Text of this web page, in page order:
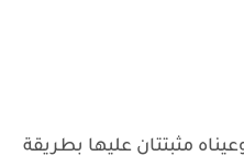
مثبتتان عليها بطريقة